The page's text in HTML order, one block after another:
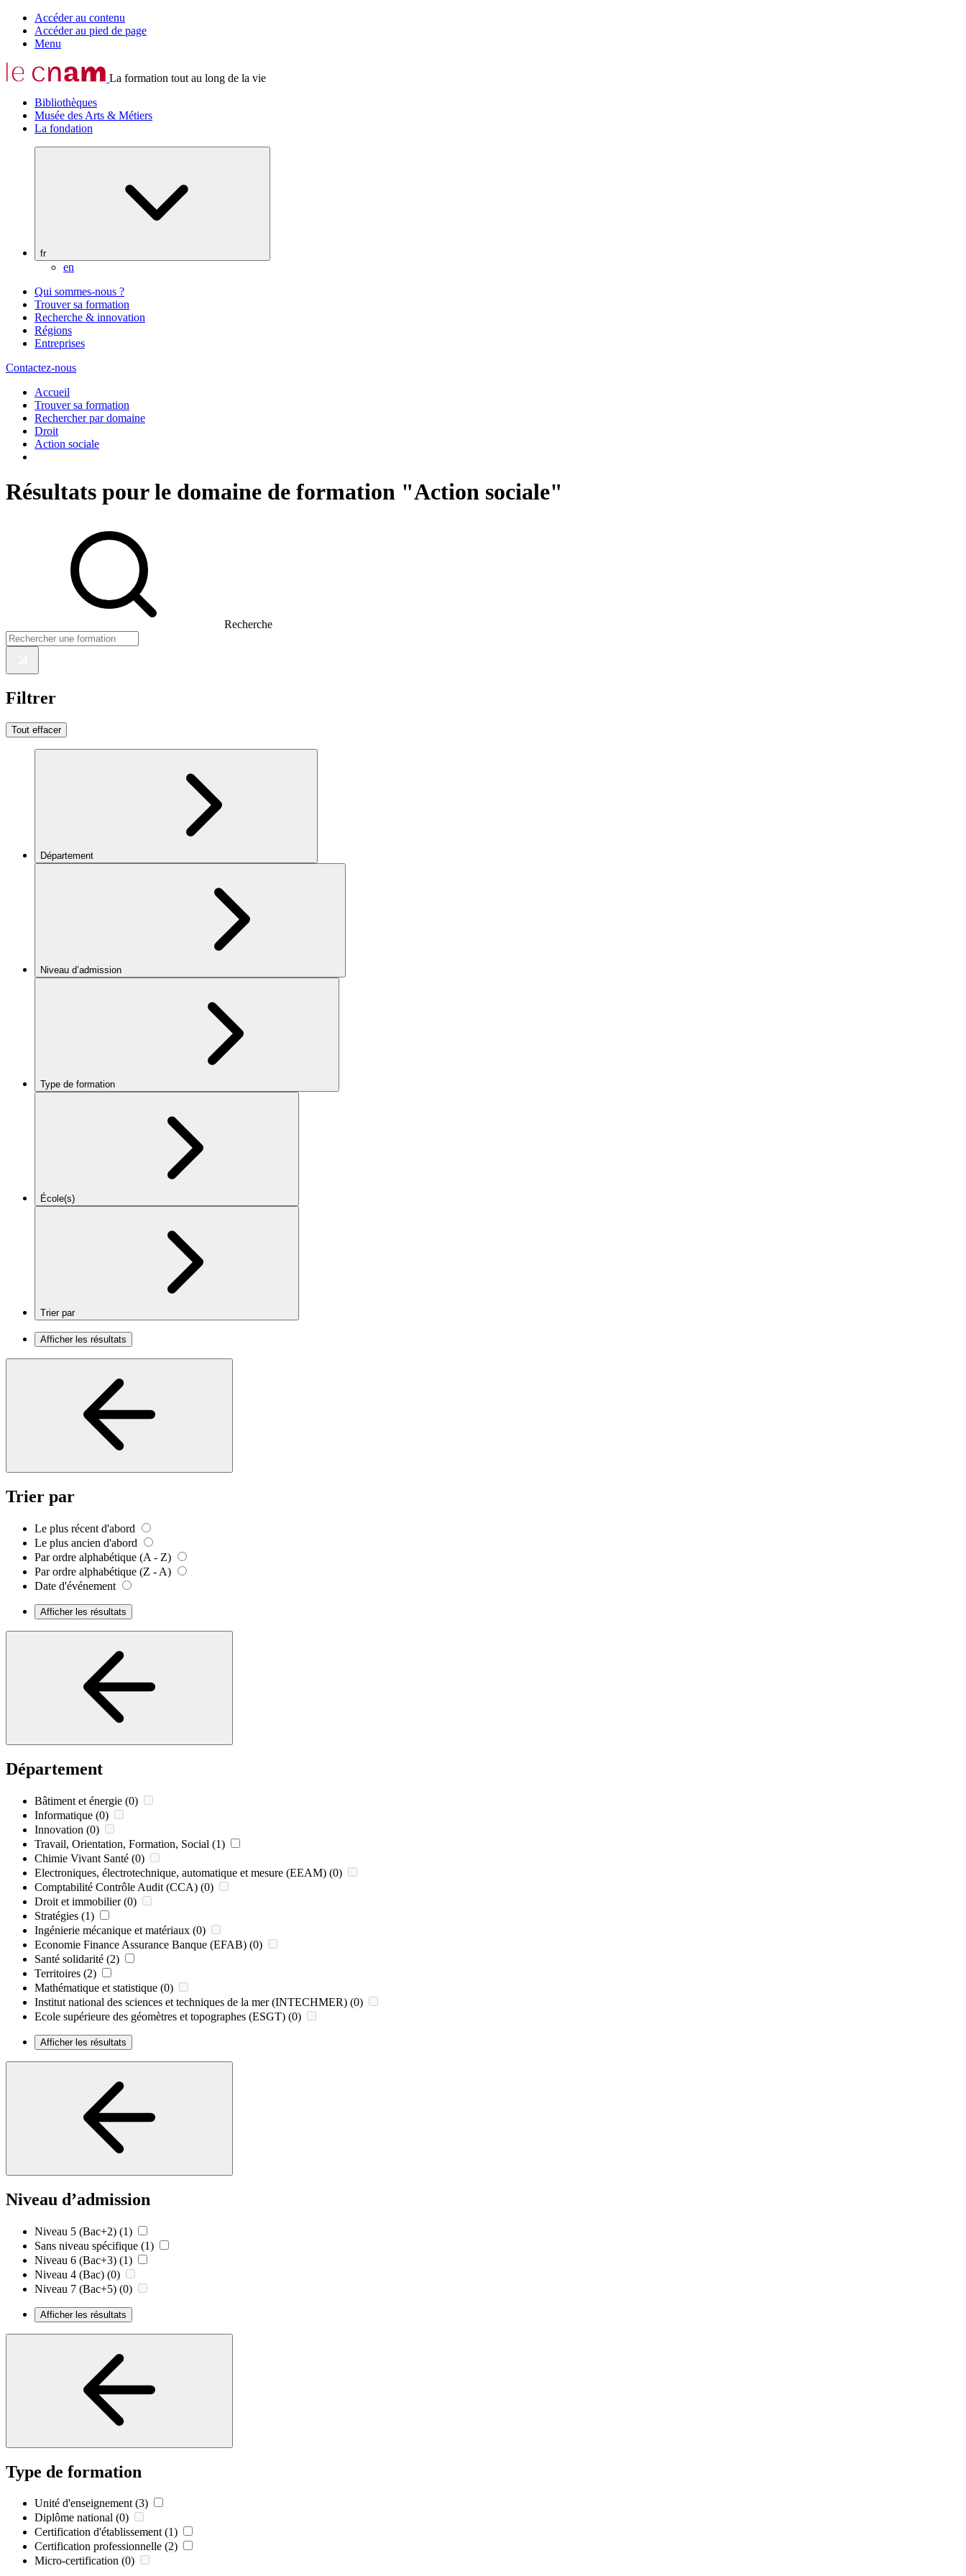
Accéder au contenu
Accéder au pied de page
Menu
La formation tout au long de la vie
Bibliothèques
Musée des Arts & Métiers
La fondation
fr
en
Qui sommes-nous ?
Trouver sa formation
Recherche & innovation
Régions
Entreprises
Contactez-nous
Accueil
Trouver sa formation
Rechercher par domaine
Droit
Action sociale
Résultats pour le domaine de formation "Action sociale"
Recherche
Filtrer
Tout effacer
Département
Niveau d’admission
Type de formation
École(s)
Trier par
Afficher les résultats
Trier par
Le plus récent d'abord
Le plus ancien d'abord
Par ordre alphabétique (A - Z)
Par ordre alphabétique (Z - A)
Date d'événement
Afficher les résultats
Département
Bâtiment et énergie (0)
Informatique (0)
Innovation (0)
Travail, Orientation, Formation, Social (1)
Chimie Vivant Santé (0)
Electroniques, électrotechnique, automatique et mesure (EEAM) (0)
Comptabilité Contrôle Audit (CCA) (0)
Droit et immobilier (0)
Stratégies (1)
Ingénierie mécanique et matériaux (0)
Economie Finance Assurance Banque (EFAB) (0)
Santé solidarité (2)
Territoires (2)
Mathématique et statistique (0)
Institut national des sciences et techniques de la mer (INTECHMER) (0)
Ecole supérieure des géomètres et topographes (ESGT) (0)
Afficher les résultats
Niveau d’admission
Niveau 5 (Bac+2) (1)
Sans niveau spécifique (1)
Niveau 6 (Bac+3) (1)
Niveau 4 (Bac) (0)
Niveau 7 (Bac+5) (0)
Afficher les résultats
Type de formation
Unité d'enseignement (3)
Diplôme national (0)
Certification d'établissement (1)
Certification professionnelle (2)
Micro-certification (0)